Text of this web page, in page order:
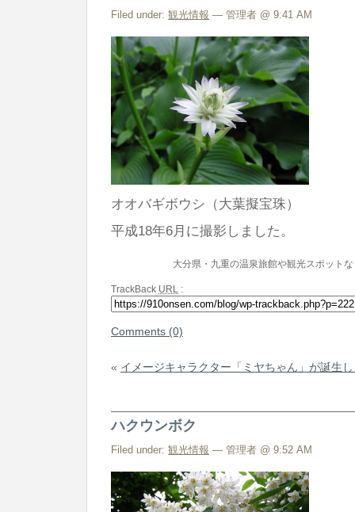
Filed under: 観光情報 — 管理者 @ 9:41 AM
オオバギボウシ（大葉擬宝珠）
平成18年6月に撮影しました。
大分県・九重の温泉旅館や観光スポット
TrackBack URL :
Comments (0)
« イメージキャラクター「ミヤちゃん」が誕生
ハクウンボク
Filed under: 観光情報 — 管理者 @ 9:52 AM